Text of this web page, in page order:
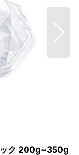
ック 200g~350g